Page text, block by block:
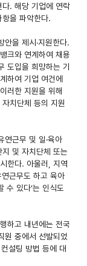
. 해당 기업에 연락
을 파악한다.
을 제시·지원한다.
크와 연계하여 채용
도입을 희망하는 기
하여 기업 여건에
러한 지원을 위해
치단체 등의 지원
연근무 및 일·육아
및 자치단체 또는
한다. 아울러, 지역
근무도 하고 육아
수 있다’는 인식도
하고 내년에는 전국
원 중에서 선발되었
설팅 방법 등에 대